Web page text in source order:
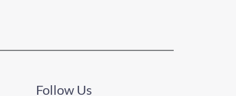
Follow Us